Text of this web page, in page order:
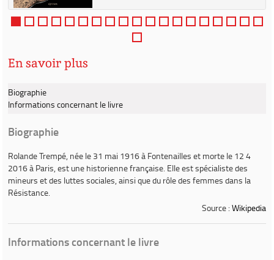
En savoir plus
Biographie
Informations concernant le livre
Biographie
Rolande Trempé, née le 31 mai 1916 à Fontenailles et morte le 12 4
2016 à Paris, est une historienne française. Elle est spécialiste des
mineurs et des luttes sociales, ainsi que du rôle des femmes dans la
Résistance.
Source : Wikipedia
Informations concernant le livre